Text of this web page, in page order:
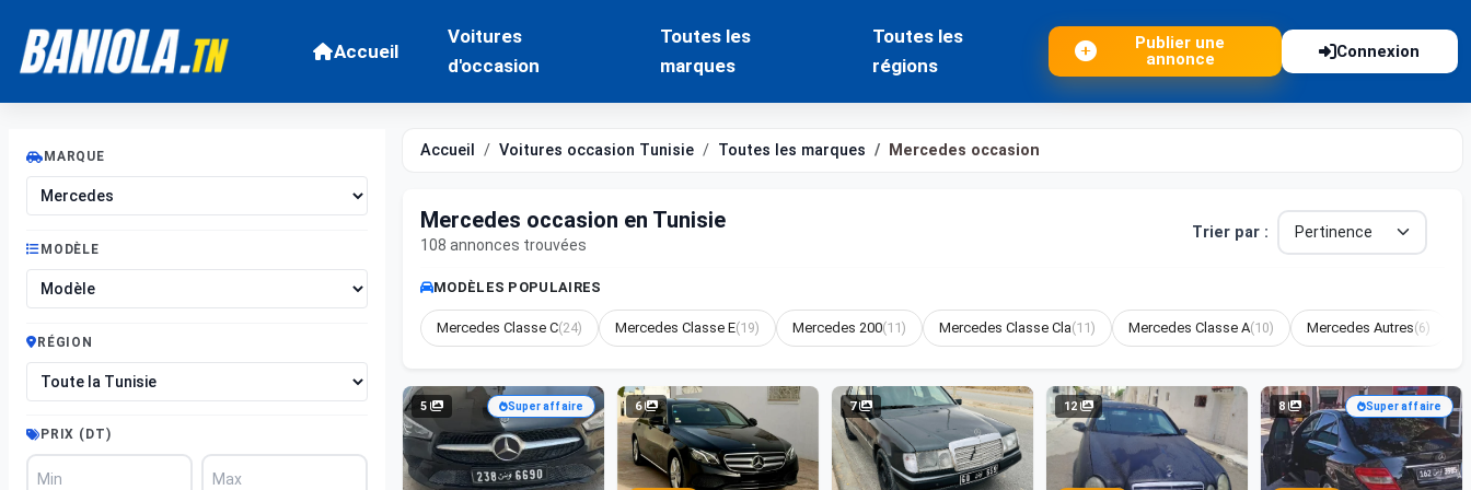
Accueil
Voitures
d'occasion
Toutes les
marques
Toutes les
régions
Publier une
annonce
Connexion
MARQUE
MODÈLE
RÉGION
PRIX (DT)
Accueil Voitures occasion Tunisie Toutes les marques Mercedes occasion
Mercedes occasion en Tunisie
108 annonces trouvées
Trier par :
MODÈLES POPULAIRES
Mercedes Classe C(24) Mercedes Classe E(19) Mercedes 200(11) Mercedes Classe Cla(11) Mercedes Classe A(10) Mercedes Autres(6)
5 Super affaire 6 7 12 8 Super affaire